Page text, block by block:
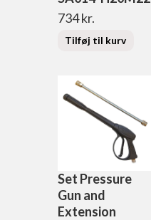
734kr.
Tilføj til kurv
Set Pressure
Gun and
Extension